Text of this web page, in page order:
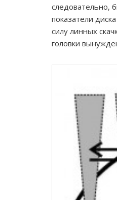
следовательно,
показатели
силу линных
головки